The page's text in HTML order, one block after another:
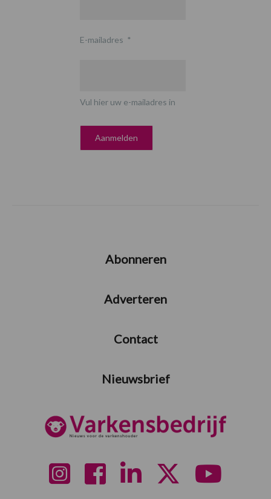
E-mailadres *
Vul hier uw e-mailadres in
Abonneren
Adverteren
Contact
Nieuwsbrief